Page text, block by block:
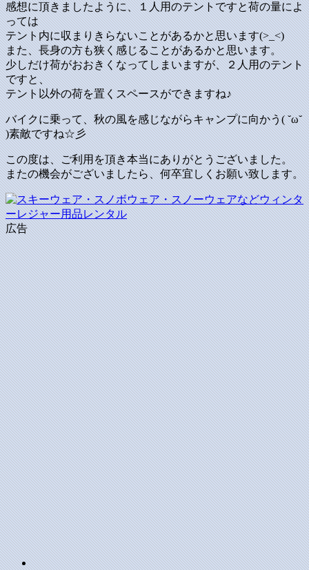
感想に頂きましたように、１人用のテントですと荷の量によ
っては
テント内に収まりきらないことがあるかと思います(>_<)
また、長身の方も狭く感じることがあるかと思います。
少しだけ荷がおおきくなってしまいますが、２人用のテント
ですと、
テント以外の荷を置くスペースができますね♪
バイクに乗って、秋の風を感じながらキャンプに向かう( ˘ω˘
)素敵ですね☆彡
この度は、ご利用を頂き本当にありがとうございました。
またの機会がございましたら、何卒宜しくお願い致します。
広告